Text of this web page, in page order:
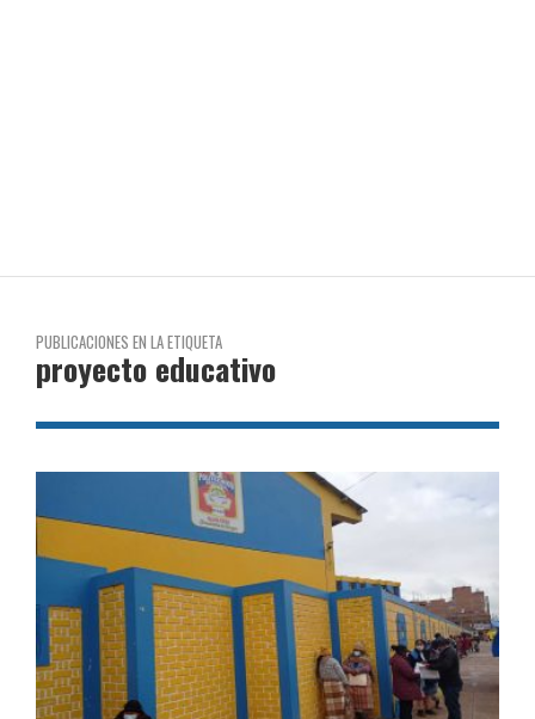
PUBLICACIONES EN LA ETIQUETA
proyecto educativo